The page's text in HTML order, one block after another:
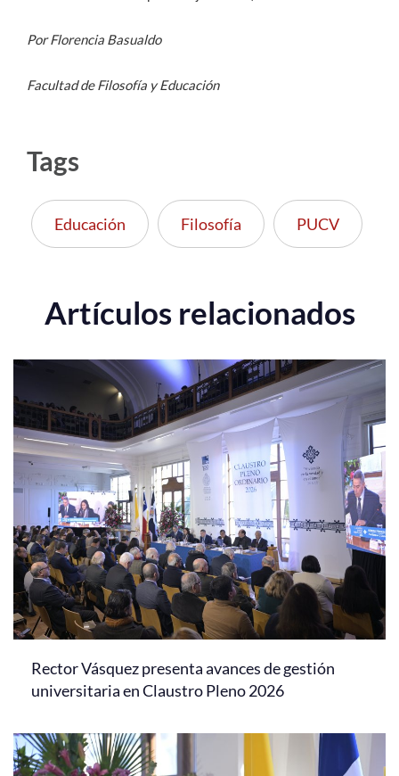
Por Florencia Basualdo
Facultad de Filosofía y Educación
Tags
Educación Filosofía PUCV
Artículos relacionados
Rector Vásquez presenta avances de gestión
universitaria en Claustro Pleno 2026